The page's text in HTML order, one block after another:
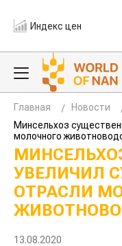
Индекс цен
Главная
Новости
Минсельхоз
молочного
УВЕЛИЧИЛ
ОТРАСЛИ
13.08.2020